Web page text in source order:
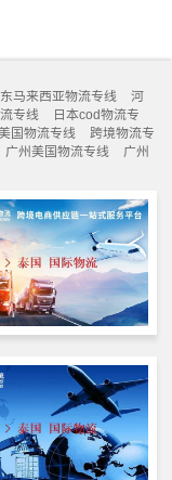
马来西亚物流专线
河
专线
日本cod物流专
国物流专线
跨境物流专
广州美国物流专线
广州